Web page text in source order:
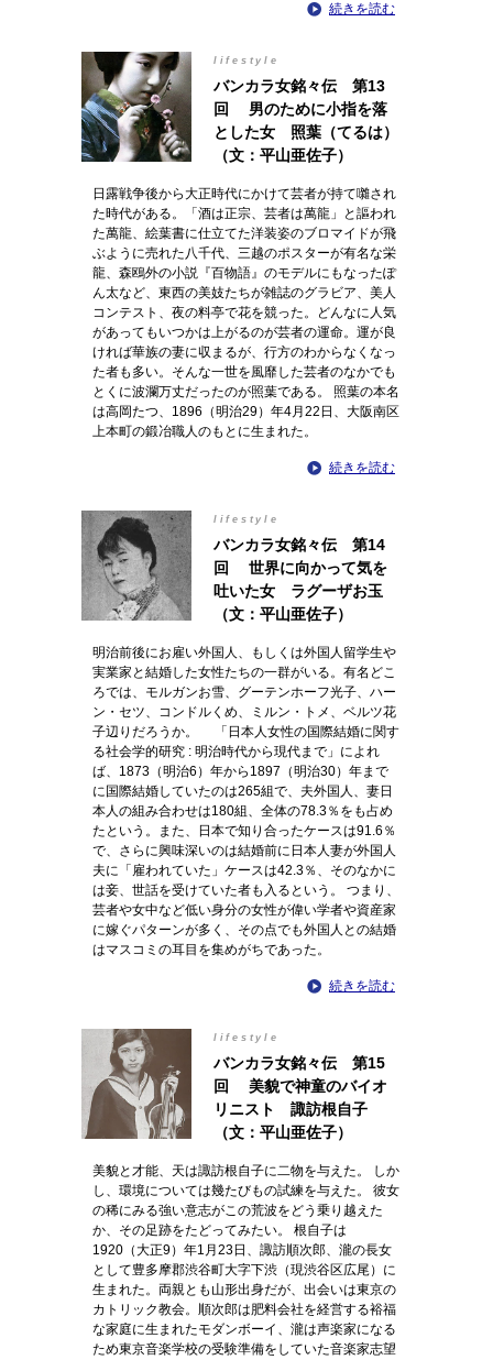
続きを読む
lifestyle
バンカラ女銘々伝 第13
回 男のために小指を落
とした女 照葉（てるは）
（文：平山亜佐子）
日露戦争後から大正時代にかけて芸者が持て囃され
た時代がある。「酒は正宗、芸者は萬龍」と謳われ
た萬龍、絵葉書に仕立てた洋装姿のブロマイドが飛
ぶように売れた八千代、三越のポスターが有名な栄
龍、森鴎外の小説『百物語』のモデルにもなったぽ
ん太など、東西の美妓たちが雑誌のグラビア、美人
コンテスト、夜の料亭で花を競った。どんなに人気
があってもいつかは上がるのが芸者の運命。運が良
ければ華族の妻に収まるが、行方のわからなくなっ
た者も多い。そんな一世を風靡した芸者のなかでも
とくに波瀾万丈だったのが照葉である。 照葉の本名
は高岡たつ、1896（明治29）年4月22日、大阪南区
上本町の鍛冶職人のもとに生まれた。
続きを読む
lifestyle
バンカラ女銘々伝 第14
回 世界に向かって気を
吐いた女 ラグーザお玉
（文：平山亜佐子）
明治前後にお雇い外国人、もしくは外国人留学生や
実業家と結婚した女性たちの一群がいる。有名どこ
ろでは、モルガンお雪、グーテンホーフ光子、ハー
ン・セツ、コンドルくめ、ミルン・トメ、ベルツ花
子辺りだろうか。 「日本人女性の国際結婚に関す
る社会学的研究 : 明治時代から現代まで」によれ
ば、1873（明治6）年から1897（明治30）年まで
に国際結婚していたのは265組で、夫外国人、妻日
本人の組み合わせは180組、全体の78.3％をも占め
たという。また、日本で知り合ったケースは91.6％
で、さらに興味深いのは結婚前に日本人妻が外国人
夫に「雇われていた」ケースは42.3％、そのなかに
は妾、世話を受けていた者も入るという。 つまり、
芸者や女中など低い身分の女性が偉い学者や資産家
に嫁ぐパターンが多く、その点でも外国人との結婚
はマスコミの耳目を集めがちであった。
続きを読む
lifestyle
バンカラ女銘々伝 第15
回 美貌で神童のバイオ
リニスト 諏訪根自子
（文：平山亜佐子）
美貌と才能、天は諏訪根自子に二物を与えた。 しか
し、環境については幾たびもの試練を与えた。 彼女
の稀にみる強い意志がこの荒波をどう乗り越えた
か、その足跡をたどってみたい。 根自子は
1920（大正9）年1月23日、諏訪順次郎、瀧の長女
として豊多摩郡渋谷町大字下渋（現渋谷区広尾）に
生まれた。両親とも山形出身だが、出会いは東京の
カトリック教会。順次郎は肥料会社を経営する裕福
な家庭に生まれたモダンボーイ、瀧は声楽家になる
ため東京音楽学校の受験準備をしていた音楽家志望